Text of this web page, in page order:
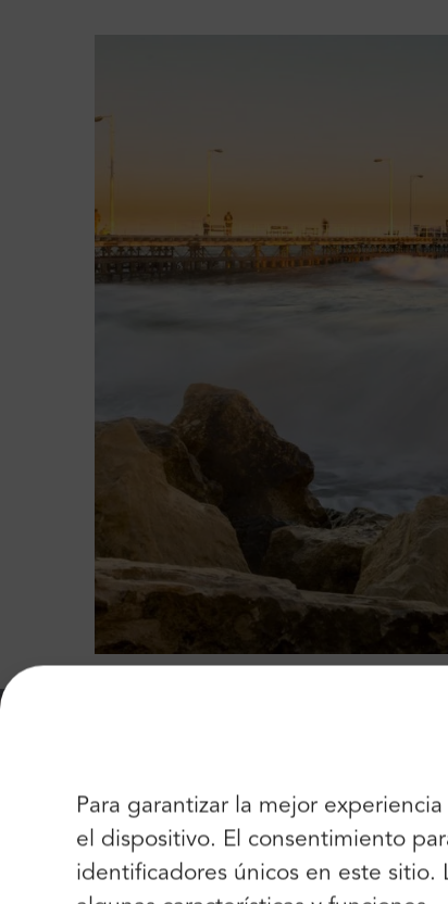
Para garantizar la mejor
el dispositivo. El consentimiento
identificadores únicos en este